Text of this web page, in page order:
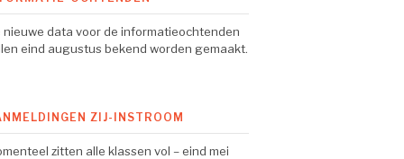
nieuwe data voor de informatieochtenden
eind augustus bekend worden gemaakt.
ZIJ-INSTROOM
zitten alle klassen vol – eind mei